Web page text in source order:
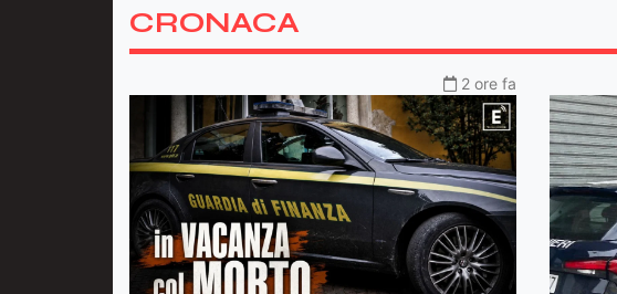
CRONACA
2 ore fa